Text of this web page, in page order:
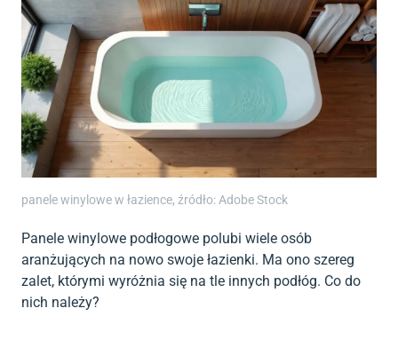
panele winylowe w łazience, źródło: Adobe Stock
Panele winylowe podłogowe polubi wiele osób
aranżujących na nowo swoje łazienki. Ma ono szereg
zalet, którymi wyróżnia się na tle innych podłóg. Co do
nich należy?